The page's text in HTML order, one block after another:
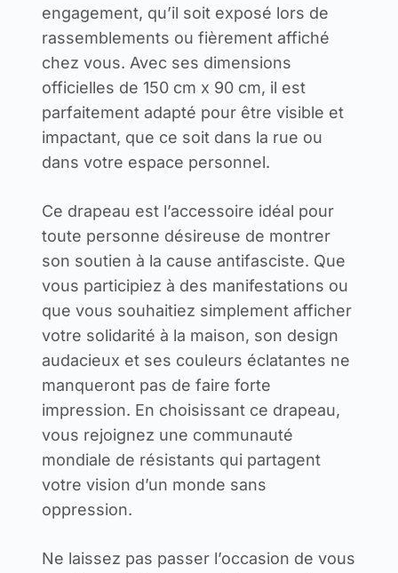
engagement, qu’il soit exposé lors de
rassemblements ou fièrement affiché
chez vous. Avec ses dimensions
officielles de 150 cm x 90 cm, il est
parfaitement adapté pour être visible et
impactant, que ce soit dans la rue ou
dans votre espace personnel.
Ce drapeau est l’accessoire idéal pour
toute personne désireuse de montrer
son soutien à la cause antifasciste. Que
vous participiez à des manifestations ou
que vous souhaitiez simplement afficher
votre solidarité à la maison, son design
audacieux et ses couleurs éclatantes ne
manqueront pas de faire forte
impression. En choisissant ce drapeau,
vous rejoignez une communauté
mondiale de résistants qui partagent
votre vision d’un monde sans
oppression.
Ne laissez pas passer l’occasion de vous